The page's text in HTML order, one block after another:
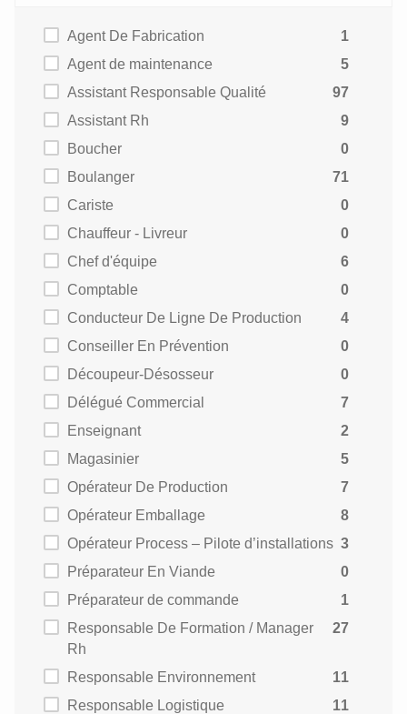
Agent De Fabrication
1
Agent de maintenance
5
Assistant Responsable Qualité
97
Assistant Rh
9
Boucher
0
Boulanger
71
Cariste
0
Chauffeur - Livreur
0
Chef d'équipe
6
Comptable
0
Conducteur De Ligne De Production
4
Conseiller En Prévention
0
Découpeur-Désosseur
0
Délégué Commercial
7
Enseignant
2
Magasinier
5
Opérateur De Production
7
Opérateur Emballage
8
Opérateur Process – Pilote d’installations 3
Préparateur En Viande
0
Préparateur de commande
1
Responsable De Formation / Manager
Rh
27
Responsable Environnement
11
Responsable Logistique
11